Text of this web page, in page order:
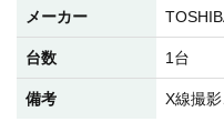
メーカー
台数 1台
備考 X線撮